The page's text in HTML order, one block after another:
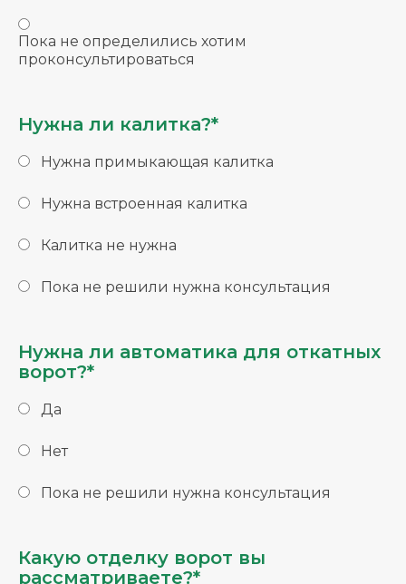
Пока не определились хотим
проконсультироваться
Нужна ли калитка?*
Нужна примыкающая калитка
Нужна встроенная калитка
Калитка не нужна
Пока не решили нужна консультация
Нужна ли автоматика для откатных
ворот?*
Да
Нет
Пока не решили нужна консультация
Какую отделку ворот вы
рассматриваете?*